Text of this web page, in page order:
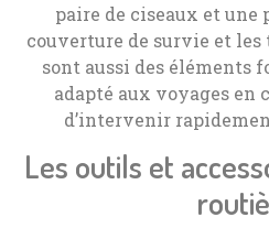
paire de ciseaux et une
couverture de survie et
sont aussi des éléments
adapté aux voyages en
d’intervenir
Les outils et